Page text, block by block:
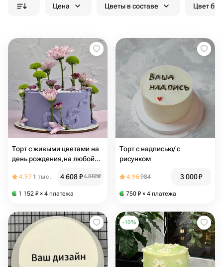
Цена Цветы в составе Цвет
Торт с живыми цветами на
день рождения,на любой
4.97 1 тыс. 4 608₽4 850₽
1 152 ₽ × 4 платежа
Торт с надписью/ с
рисунком
4.96984 3 000₽
750 ₽ × 4 платежа
-10%